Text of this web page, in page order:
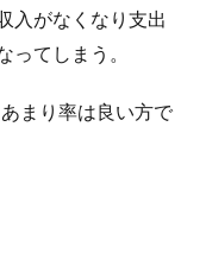
入がなくなり支出
ってしまう。
まり率は良い方で